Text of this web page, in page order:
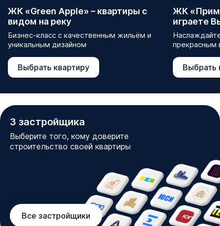
ЖК «Green Apple» – квартиры с
видом на реку
Бизнес-класс с качественным жильём и
уникальным дизайном
Выбрать квартиру
ЖК
играете
прекрасным
Выбрать
3 застройщика
Выберите того, кому доверите
строительство своей квартиры
Все застройщики